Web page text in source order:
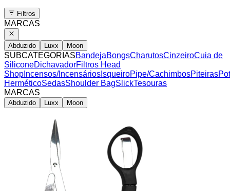
Filtros
MARCAS
Abduzido Luxx Moon
SUBCATEGORIASBandejaBongsCharutosCinzeiroCuia de
SiliconeDichavadorFiltros Head
Shop Incensos/Incensários IsqueiroPipe/CachimbosPiteiras
HerméticoSedasShoulder BagSlickTesouras
MARCAS
Abduzido Luxx Moon